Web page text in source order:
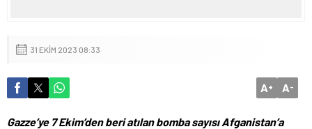
31 EKIM 2023 08:33
A+ A-
Gazze’ye 7 Ekim’den beri atılan bomba sayısı Afganistan’a